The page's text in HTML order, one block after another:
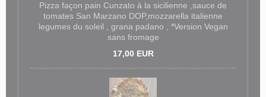
Pizza façon pain Cunzato à la sicilienne ,sauce de
tomates San Marzano DOP,mozzarella italienne
legumes du soleil , grana padano , *Version Vegan
sans fromage
17,00 EUR